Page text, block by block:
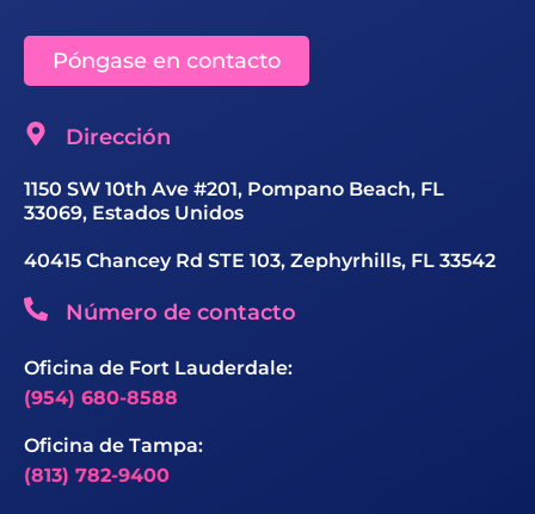
Póngase en contacto
Dirección
1150 SW 10th Ave #201, Pompano Beach, FL
33069, Estados Unidos
40415 Chancey Rd STE 103, Zephyrhills, FL 33542
Número de contacto
Oficina de Fort Lauderdale:
(954) 680-8588
Oficina de Tampa:
(813) 782-9400